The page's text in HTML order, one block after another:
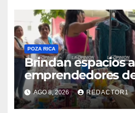
POZA RICA
Brindan espacios
emprendedores
AGO 8, 2026 REDACTOR1